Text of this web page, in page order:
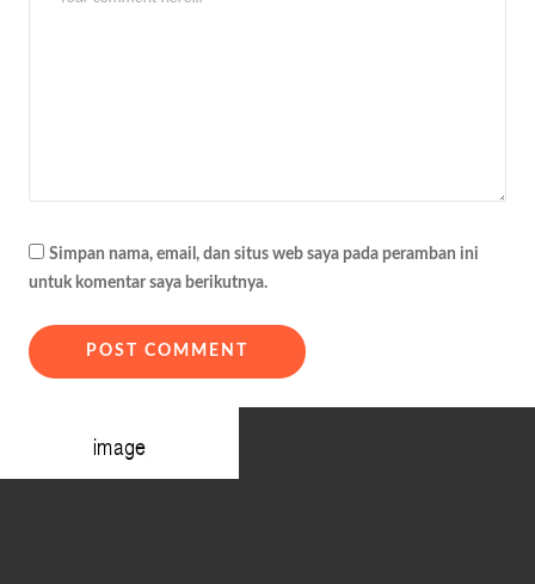
Simpan nama, email, dan situs web saya pada peramban ini
untuk komentar saya berikutnya.